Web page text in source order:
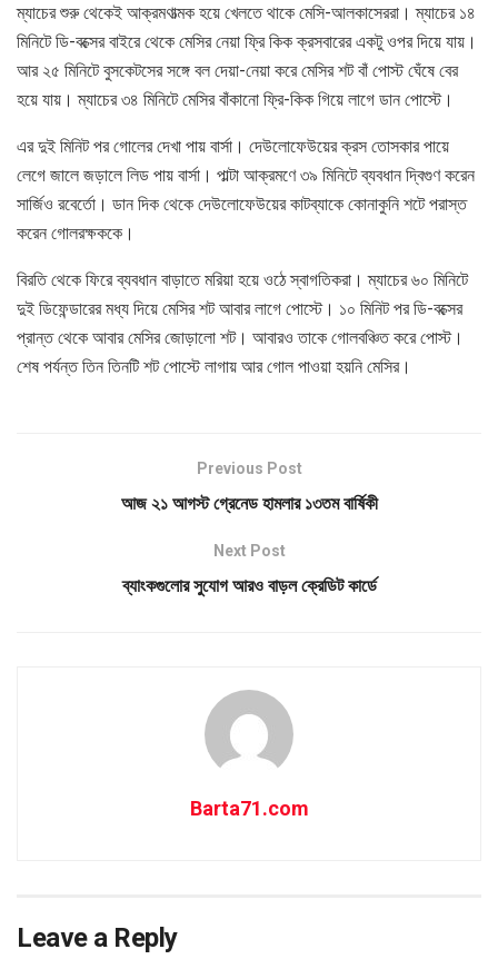
ম্যাচের শুরু থেকেই আক্রমণাত্মক হয়ে খেলতে থাকে মেসি-আলকাসেররা। ম্যাচের ১৪
মিনিটে ডি-বক্সের বাইরে থেকে মেসির নেয়া ফ্রি কিক ক্রসবারের একটু ওপর দিয়ে যায়।
আর ২৫ মিনিটে বুসকেটসের সঙ্গে বল দেয়া-নেয়া করে মেসির শট বাঁ পোস্ট ঘেঁষে বের
হয়ে যায়। ম্যাচের ৩৪ মিনিটে মেসির বাঁকানো ফ্রি-কিক গিয়ে লাগে ডান পোস্টে।
এর দুই মিনিট পর গোলের দেখা পায় বার্সা। দেউলোফেউয়ের ক্রস তোসকার পায়ে
লেগে জালে জড়ালে লিড পায় বার্সা। পাল্টা আক্রমণে ৩৯ মিনিটে ব্যবধান দ্বিগুণ করেন
সার্জিও রবের্তো। ডান দিক থেকে দেউলোফেউয়ের কাটব্যাকে কোনাকুনি শটে পরাস্ত
করেন গোলরক্ষককে।
বিরতি থেকে ফিরে ব্যবধান বাড়াতে মরিয়া হয়ে ওঠে স্বাগতিকরা। ম্যাচের ৬০ মিনিটে
দুই ডিফেন্ডারের মধ্য দিয়ে মেসির শট আবার লাগে পোস্টে। ১০ মিনিট পর ডি-বক্সের
প্রান্ত থেকে আবার মেসির জোড়ালো শট। আবারও তাকে গোলবঞ্চিত করে পোস্ট।
শেষ পর্যন্ত তিন তিনটি শট পোস্টে লাগায় আর গোল পাওয়া হয়নি মেসির।
Previous Post
আজ ২১ আগস্ট গ্রেনেড হামলার ১৩তম বার্ষিকী
Next Post
ব্যাংকগুলোর সুযোগ আরও বাড়ল ক্রেডিট কার্ডে
Barta71.com
Leave a Reply